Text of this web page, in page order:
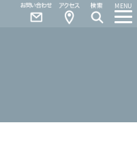
MENU
Access
Contact